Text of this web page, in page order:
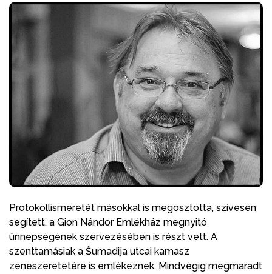
Protokollismeretét másokkal is megosztotta, szívesen
segített, a Gion Nándor Emlékház megnyitó
ünnepségének szervezésében is részt vett. A
szenttamásiak a Šumadija utcai kamasz
zeneszeretetére is emlékeznek. Mindvégig megmaradt